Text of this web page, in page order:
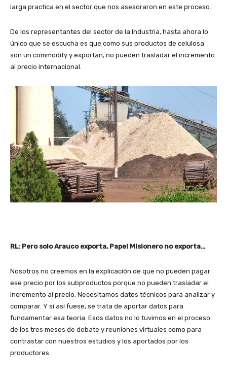
larga practica en el sector que nos asesoraron en este proceso.
De los representantes del sector de la Industria, hasta ahora lo
único que se escucha es que como sus productos de celulosa
son un commodity y exportan, no pueden trasladar el incremento
al precio internacional.
RL: Pero solo Arauco exporta, Papel Misionero no exporta…
Nosotros no creemos en la explicación de que no pueden pagar
ese precio por los subproductos porque no pueden trasladar el
incremento al precio. Necesitamos datos técnicos para analizar y
comparar. Y si así fuese, se trata de aportar datos para
fundamentar esa teoría. Esos datos no lo tuvimos en el proceso
de los tres meses de debate y reuniones virtuales como para
contrastar con nuestros estudios y los aportados por los
productores.